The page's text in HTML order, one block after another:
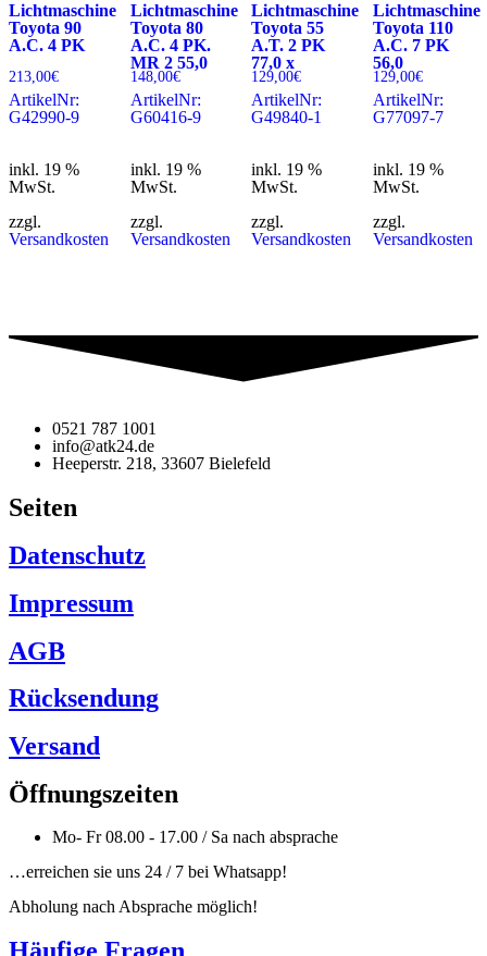
Lichtmaschine
Toyota 90
A.C. 4 PK
213,00€
ArtikelNr:
G42990-9
inkl. 19 %
MwSt.
zzgl.
Versandkosten
Lichtmaschine
Toyota 80
A.C. 4 PK.
MR 2 55,0
148,00€
ArtikelNr:
G60416-9
inkl. 19 %
MwSt.
zzgl.
Versandkosten
Lichtmaschine
Toyota 55
A.T. 2 PK
77,0 x
129,00€
ArtikelNr:
G49840-1
inkl. 19 %
MwSt.
zzgl.
Versandkosten
Lichtmaschine
Toyota 110
A.C. 7 PK
56,0
129,00€
ArtikelNr:
G77097-7
inkl. 19 %
MwSt.
zzgl.
Versandkosten
0521 787 1001
info@atk24.de
Heeperstr. 218, 33607 Bielefeld
Seiten
Datenschutz
Impressum
AGB
Rücksendung
Versand
Öffnungszeiten
Mo- Fr 08.00 - 17.00 / Sa nach absprache
…erreichen sie uns 24 / 7 bei Whatsapp!
Abholung nach Absprache möglich!